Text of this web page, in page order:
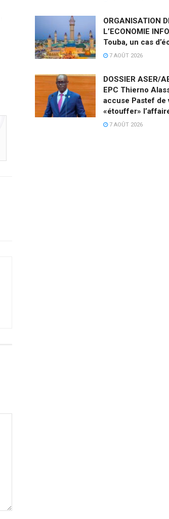
ORGANISATION
L’ECONOMIE
Touba, un cas
7 AOÛT 2026
DOSSIER ASER/
EPC Thierno
accuse Pastef de
«étouffer»
7 AOÛT 2026